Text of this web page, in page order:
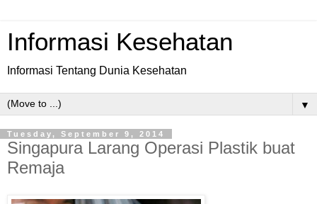
Informasi Kesehatan
Informasi Tentang Dunia Kesehatan
▼
Tuesday, September 9, 2014
Singapura Larang Operasi Plastik buat
Remaja